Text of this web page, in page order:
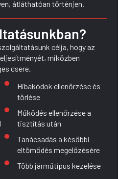
átláthatóan történjen.
célja, hogy az
miközben
csere.
Hibakódok ellenőrzése és
törlése
Működés ellenőrzése a
tisztítás után
Tanácsadás a későbbi
eltömődés megelőzésére
Több járműtípus kezelése